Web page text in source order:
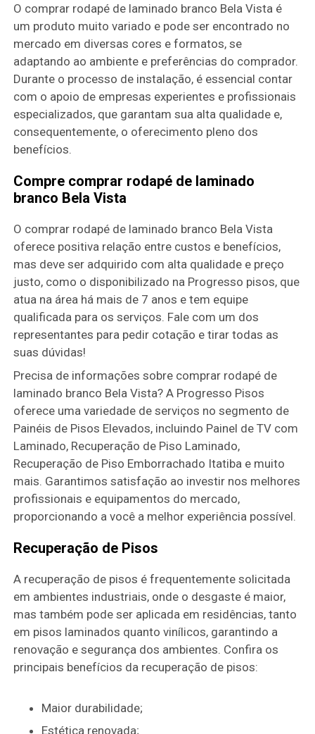
O comprar rodapé de laminado branco Bela Vista é
um produto muito variado e pode ser encontrado no
mercado em diversas cores e formatos, se
adaptando ao ambiente e preferências do comprador.
Durante o processo de instalação, é essencial contar
com o apoio de empresas experientes e profissionais
especializados, que garantam sua alta qualidade e,
consequentemente, o oferecimento pleno dos
benefícios.
Compre comprar rodapé de laminado
branco Bela Vista
O comprar rodapé de laminado branco Bela Vista
oferece positiva relação entre custos e benefícios,
mas deve ser adquirido com alta qualidade e preço
justo, como o disponibilizado na Progresso pisos, que
atua na área há mais de 7 anos e tem equipe
qualificada para os serviços. Fale com um dos
representantes para pedir cotação e tirar todas as
suas dúvidas!
Precisa de informações sobre comprar rodapé de
laminado branco Bela Vista? A Progresso Pisos
oferece uma variedade de serviços no segmento de
Painéis de Pisos Elevados, incluindo Painel de TV com
Laminado, Recuperação de Piso Laminado,
Recuperação de Piso Emborrachado Itatiba e muito
mais. Garantimos satisfação ao investir nos melhores
profissionais e equipamentos do mercado,
proporcionando a você a melhor experiência possível.
Recuperação de Pisos
A recuperação de pisos é frequentemente solicitada
em ambientes industriais, onde o desgaste é maior,
mas também pode ser aplicada em residências, tanto
em pisos laminados quanto vinílicos, garantindo a
renovação e segurança dos ambientes. Confira os
principais benefícios da recuperação de pisos:
Maior durabilidade;
Estética renovada;